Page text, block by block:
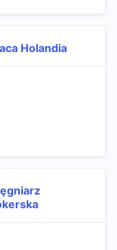
Holandia